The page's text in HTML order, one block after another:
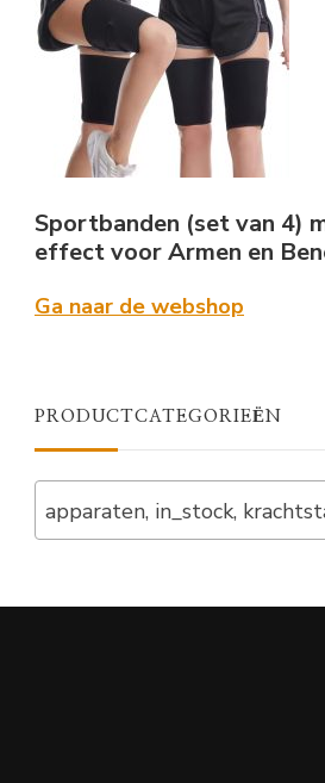
Sportbanden (set van 4)
effect voor Armen en
Ga naar de webshop
PRODUCTCATEGORIEËN
apparaten, in_stock,